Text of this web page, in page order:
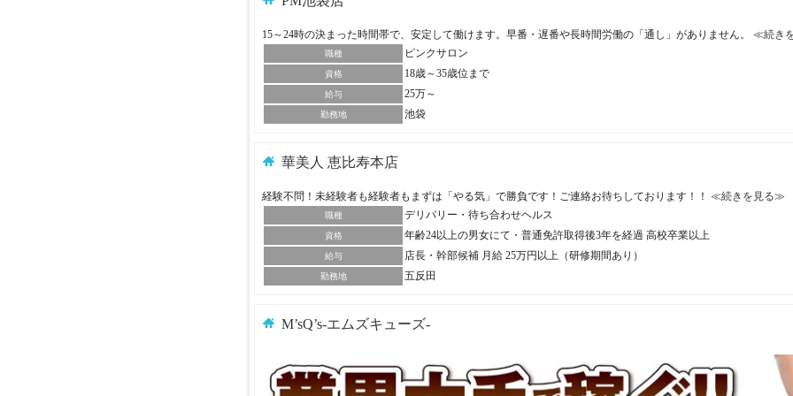
15～24時の決まった時間帯で、安定して働けます。早番・遅番や長時間労働の「通し」がありません。 ≪続き
職種 ピンクサロン
資格 18歳～35歳位まで
給与 25万～
勤務地 池袋
華美人 恵比寿本店
経験不問！未経験者も経験者もまずは「やる気」で勝負です！ご連絡お待ちしております！！ ≪続きを見る≫
職種 デリバリー・待ち合わせヘルス
資格 年齢24以上の男女にて・普通免許取得後3年を経過 高校卒業以上
給与 店長・幹部候補 月給 25万円以上（研修期間あり）
勤務地 五反田
M’sQ’s-エムズキューズ-